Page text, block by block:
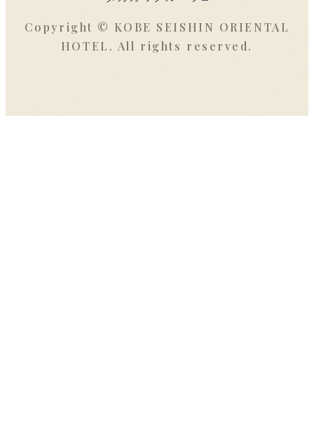
Copyright © KOBE SEISHIN ORIENTAL
HOTEL. All rights reserved.